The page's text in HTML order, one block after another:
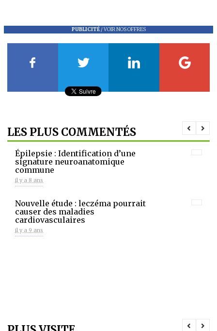
PUBLICITÉ/VOIR NOS OFFRES
LES PLUS COMMENTÉS
Épilepsie : Identification d’une
signature neuroanatomique
commune
il y a 8 ans
Nouvelle étude : leczéma pourrait
causer des maladies
cardiovasculaires
il y a 9 ans